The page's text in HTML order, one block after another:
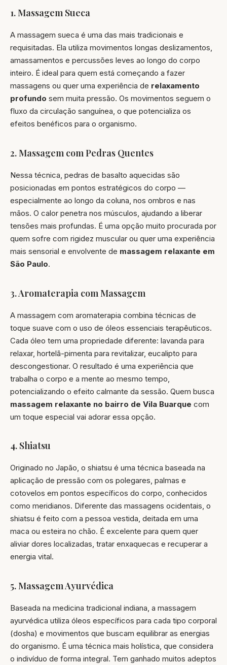
1. Massagem Sueca
A massagem sueca é uma das mais tradicionais e
requisitadas. Ela utiliza movimentos longas deslizamentos,
amassamentos e percussões leves ao longo do corpo
inteiro. É ideal para quem está começando a fazer
massagens ou quer uma experiência de relaxamento
profundo sem muita pressão. Os movimentos seguem o
fluxo da circulação sanguínea, o que potencializa os
efeitos benéficos para o organismo.
2. Massagem com Pedras Quentes
Nessa técnica, pedras de basalto aquecidas são
posicionadas em pontos estratégicos do corpo —
especialmente ao longo da coluna, nos ombros e nas
mãos. O calor penetra nos músculos, ajudando a liberar
tensões mais profundas. É uma opção muito procurada por
quem sofre com rigidez muscular ou quer uma experiência
mais sensorial e envolvente de massagem relaxante em
São Paulo.
3. Aromaterapia com Massagem
A massagem com aromaterapia combina técnicas de
toque suave com o uso de óleos essenciais terapêuticos.
Cada óleo tem uma propriedade diferente: lavanda para
relaxar, hortelã-pimenta para revitalizar, eucalipto para
descongestionar. O resultado é uma experiência que
trabalha o corpo e a mente ao mesmo tempo,
potencializando o efeito calmante da sessão. Quem busca
massagem relaxante no bairro de Vila Buarque com
um toque especial vai adorar essa opção.
4. Shiatsu
Originado no Japão, o shiatsu é uma técnica baseada na
aplicação de pressão com os polegares, palmas e
cotovelos em pontos específicos do corpo, conhecidos
como meridianos. Diferente das massagens ocidentais, o
shiatsu é feito com a pessoa vestida, deitada em uma
maca ou esteira no chão. É excelente para quem quer
aliviar dores localizadas, tratar enxaquecas e recuperar a
energia vital.
5. Massagem Ayurvédica
Baseada na medicina tradicional indiana, a massagem
ayurvédica utiliza óleos específicos para cada tipo corporal
(dosha) e movimentos que buscam equilibrar as energias
do organismo. É uma técnica mais holística, que considera
o indivíduo de forma integral. Tem ganhado muitos adeptos